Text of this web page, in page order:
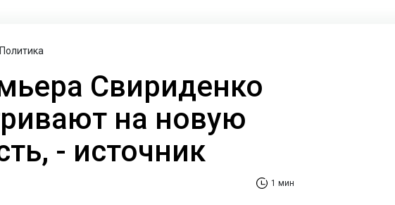
Политика
Свириденко
на новую
- источник
1 мин